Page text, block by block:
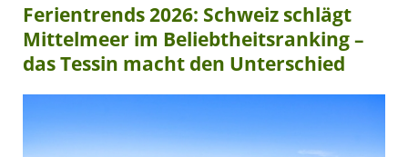
Ferientrends 2026: Schweiz schlägt
Mittelmeer im Beliebtheitsranking –
das Tessin macht den Unterschied